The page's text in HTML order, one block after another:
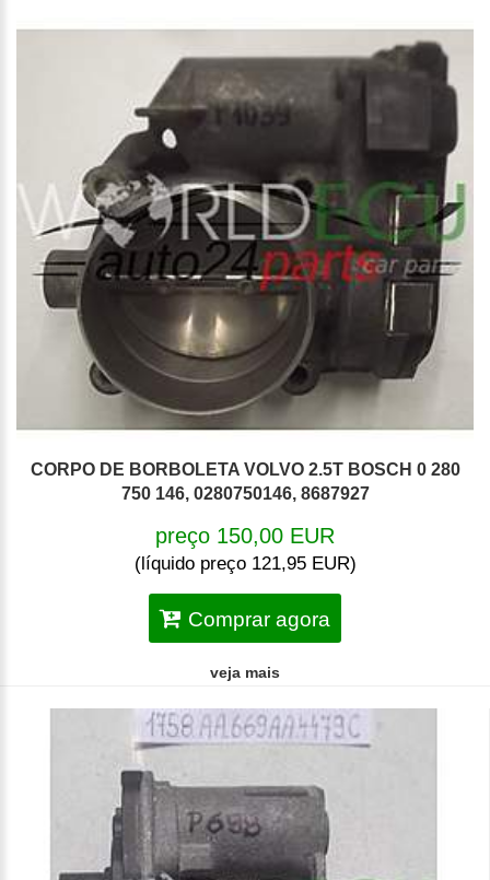
CORPO DE BORBOLETA VOLVO 2.5T BOSCH 0 280
750 146, 0280750146, 8687927
preço 150,00 EUR
(líquido preço 121,95 EUR)
Comprar agora
veja mais